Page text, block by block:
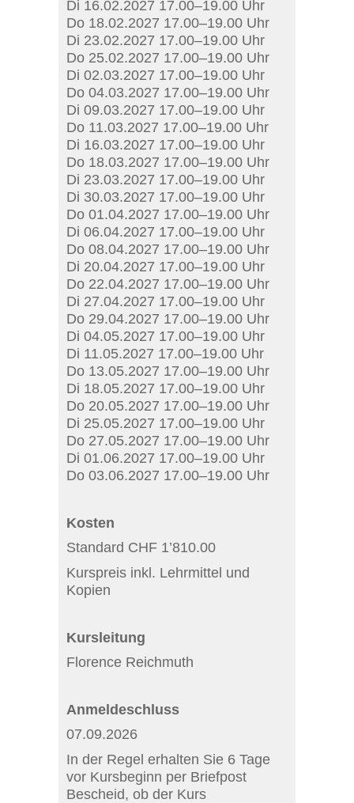
Di 16.02.2027 17.00–19.00 Uhr
Do 18.02.2027 17.00–19.00 Uhr
Di 23.02.2027 17.00–19.00 Uhr
Do 25.02.2027 17.00–19.00 Uhr
Di 02.03.2027 17.00–19.00 Uhr
Do 04.03.2027 17.00–19.00 Uhr
Di 09.03.2027 17.00–19.00 Uhr
Do 11.03.2027 17.00–19.00 Uhr
Di 16.03.2027 17.00–19.00 Uhr
Do 18.03.2027 17.00–19.00 Uhr
Di 23.03.2027 17.00–19.00 Uhr
Di 30.03.2027 17.00–19.00 Uhr
Do 01.04.2027 17.00–19.00 Uhr
Di 06.04.2027 17.00–19.00 Uhr
Do 08.04.2027 17.00–19.00 Uhr
Di 20.04.2027 17.00–19.00 Uhr
Do 22.04.2027 17.00–19.00 Uhr
Di 27.04.2027 17.00–19.00 Uhr
Do 29.04.2027 17.00–19.00 Uhr
Di 04.05.2027 17.00–19.00 Uhr
Di 11.05.2027 17.00–19.00 Uhr
Do 13.05.2027 17.00–19.00 Uhr
Di 18.05.2027 17.00–19.00 Uhr
Do 20.05.2027 17.00–19.00 Uhr
Di 25.05.2027 17.00–19.00 Uhr
Do 27.05.2027 17.00–19.00 Uhr
Di 01.06.2027 17.00–19.00 Uhr
Do 03.06.2027 17.00–19.00 Uhr
Kosten
Standard CHF 1’810.00
Kurspreis inkl. Lehrmittel und
Kopien
Kursleitung
Florence Reichmuth
Anmeldeschluss
07.09.2026
In der Regel erhalten Sie 6 Tage
vor Kursbeginn per Briefpost
Bescheid, ob der Kurs